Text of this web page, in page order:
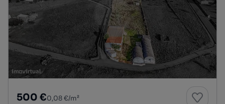
500 €0,08 €/m²